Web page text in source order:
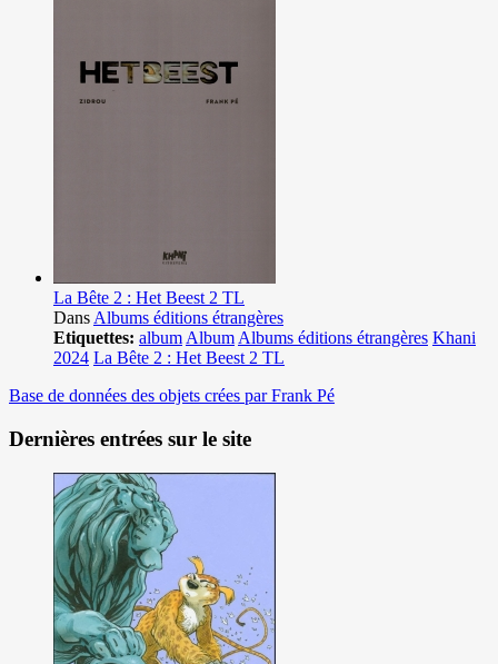
La Bête 2 : Het Beest 2 TL
Dans Albums éditions étrangères
Etiquettes: album Album Albums éditions étrangères Khani
2024 La Bête 2 : Het Beest 2 TL
Base de données des objets crées par Frank Pé
Dernières entrées sur le site